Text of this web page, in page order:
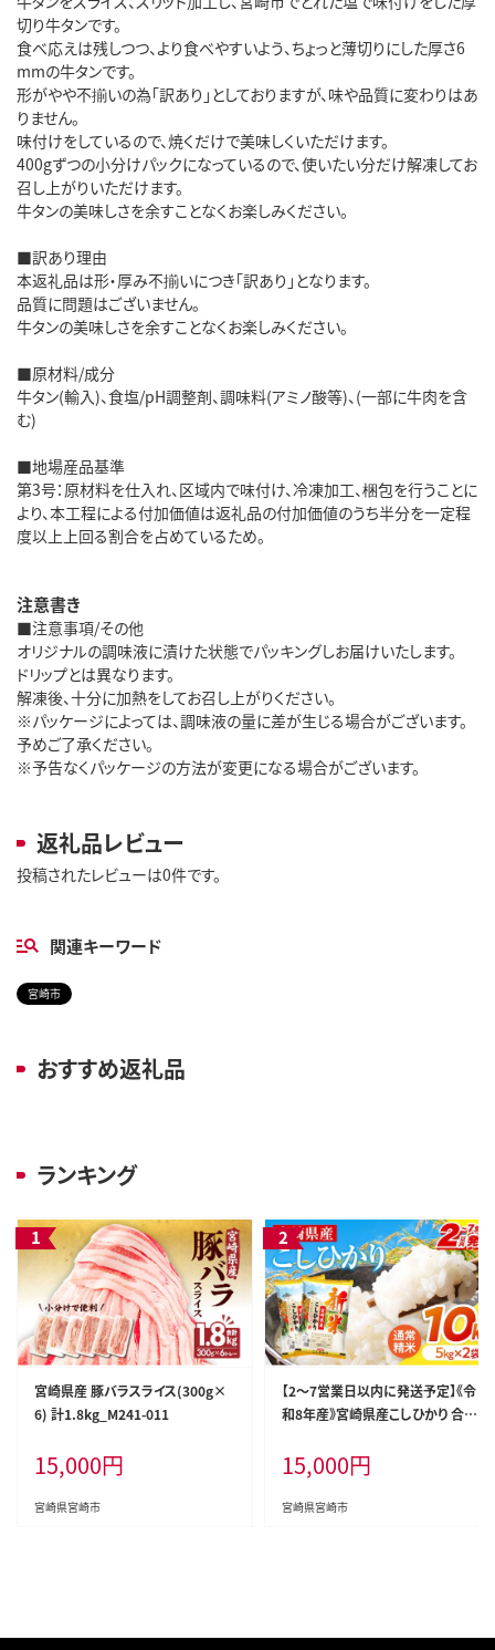
切り牛タンです。
食べ応えは残しつつ、より食べやすいよう、ちょっと薄切りにした厚さ6
mmの牛タンです。
形がやや不揃いの為「訳あり」としておりますが、味や品質に変わりはあ
りません。
味付けをしているので、焼くだけで美味しくいただけます。
400gずつの小分けパックになっているので、使いたい分だけ解凍してお
召し上がりいただけます。
牛タンの美味しさを余すことなくお楽しみください。
■訳あり理由
本返礼品は形・厚み不揃いにつき「訳あり」となります。
品質に問題はございません。
牛タンの美味しさを余すことなくお楽しみください。
■原材料/成分
牛タン(輸入)、食塩/pH調整剤、調味料(アミノ酸等)、(一部に牛肉を含
む)
■地場産品基準
第3号：原材料を仕入れ、区域内で味付け、冷凍加工、梱包を行うことに
より、本工程による付加価値は返礼品の付加価値のうち半分を一定程
度以上上回る割合を占めているため。
注意書き
■注意事項/その他
オリジナルの調味液に漬けた状態でパッキングしお届けいたします。
ドリップとは異なります。
解凍後、十分に加熱をしてお召し上がりください。
※パッケージによっては、調味液の量に差が生じる場合がございます。
予めご了承ください。
※予告なくパッケージの方法が変更になる場合がございます。
返礼品レビュー
投稿されたレビューは0件です。
関連キーワード
宮崎市
おすすめ返礼品
ランキング
宮崎県産 豚バラスライス(300g×
6) 計1.8kg_M241-011
15,000円
宮崎県宮崎市
【2～7営業日以内に発送予定】《令
和8年産》宮崎県産こしひかり 合計
E
15,000円
宮崎県宮崎市